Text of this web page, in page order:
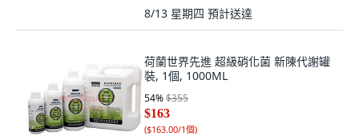
8/13 星期四 預計送達
荷蘭世界先進 超級硝化菌 新陳代謝罐
裝, 1個, 1000ML
54%$355
$163
($163.00/1個)